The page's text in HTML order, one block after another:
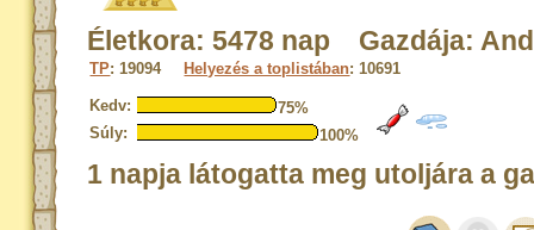
Életkora: 5478 nap Gazdája:
TP: 19094 Helyezés a toplistában: 10691
Kedv:
75%
Súly:
100%
1 napja látogatta meg utoljára a